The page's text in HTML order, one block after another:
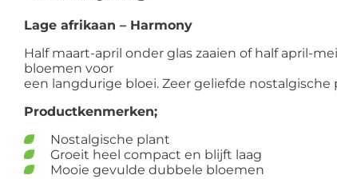
Lage afrikaan – Harmony
Half maart-april onder glas zaaien of half april-
bloemen voor
een langdurige bloei. Zeer geliefde nostalgische
Productkenmerken;
Nostalgische plant
Groeit heel compact en blijft laag
Mooie gevulde dubbele bloemen